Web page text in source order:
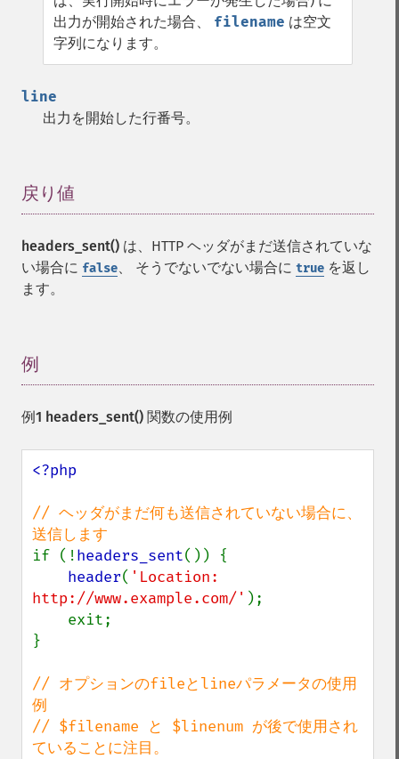
出力が開始された場合、 filename は空文
字列になります。
line
出力を開始した行番号。
戻り値
headers_sent() は、HTTP ヘッダがまだ送信されていな
い場合に false、 そうでないでない場合に true を返し
ます。
例
例1 headers_sent() 関数の使用例
<?php
// ヘッダがまだ何も送信されていない場合に、
if (!headers_sent()) {
header( 'Location:
http://www.example.com/' );
}
// オプションのfileとlineパラメータの使用
例
// $filename と $linenum が後で使用され
ていることに注目。